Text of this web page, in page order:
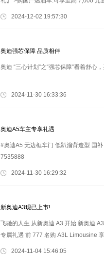
7535888
2024-12-02 19:57:30
奥迪强芯保障 品质相伴
奥迪 “三心计划”之“强芯保障”看着舒
2024-11-30 16:33:36
奥迪A5车主专享礼遇
#奥迪A5 无边框车门 低趴溜背造型 国
7535888
2024-11-30 16:29:32
新奥迪A3现已上市!
飞驰的人生 从新奥迪 A3 开始 新奥迪
专属礼遇 前 777 名购 A3L Limousine
2024-11-04 15:46:05